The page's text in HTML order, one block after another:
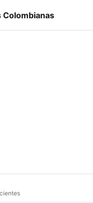
Colombianas